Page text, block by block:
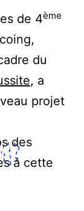
de 4ème
du
, a
projet
des
à cette